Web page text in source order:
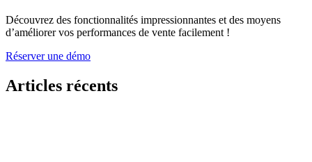
Découvrez des fonctionnalités impressionnantes et des moyens
d’améliorer vos performances de vente facilement !
Réserver une démo
Articles récents